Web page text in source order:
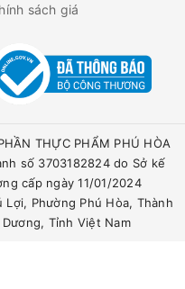
sách giá
THỰC PHẨM PHÚ HÒA
số 3703182824 do Sở kế
cấp ngày 11/01/2024
Phường Phú Hòa, Thành
Tỉnh Việt Nam